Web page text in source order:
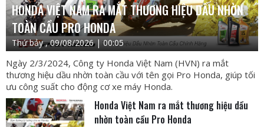
HONDA VIỆT NAM RA MẮT THƯƠNG HIỆU DẦU NHỜN
TOÀN CẦU PRO HONDA
Thứ bảy , 09/08/2026 | 00:05
Ngày 2/3/2024, Công ty Honda Việt Nam (HVN) ra mắt
thương hiệu dầu nhờn toàn cầu với tên gọi Pro Honda, giúp tối
ưu công suất cho động cơ xe máy Honda.
Honda Việt Nam ra mắt thương hiệu dầu
nhờn toàn cầu Pro Honda